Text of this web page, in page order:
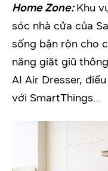
Home Zone:Khu
sóc nhà cửa của
sống bận rộn cho
năng giặt giũ
AI Air Dresser,
với SmartThings…